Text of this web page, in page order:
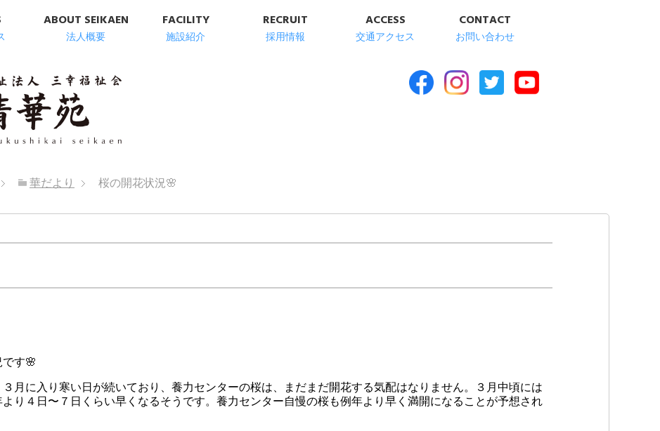
ABOUT SEIKAEN
法人概要
FACILITY
施設紹介
RECRUIT
採用情報
ACCESS
交通アクセス
CONTACT
お問い合わせ
明石市の高齢者総合福祉施設 清華苑
華だより 桜の開花状況🌸
す🌸
月に入り寒い日が続いており、養力センターの桜は、まだまだ開花する気配はなりません。３月中頃には
り４日〜７日くらい早くなるそうです。養力センター自慢の桜も例年より早く満開になることが予想され